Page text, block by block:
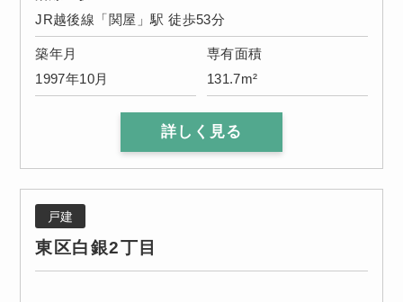
JR越後線「関屋」駅 徒歩53分
築年月
1997年10月
専有面積
131.7m²
詳しく見る
戸建
東区白銀2丁目